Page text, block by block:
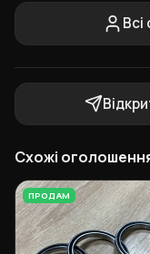
Схожі
ПРОДАМ